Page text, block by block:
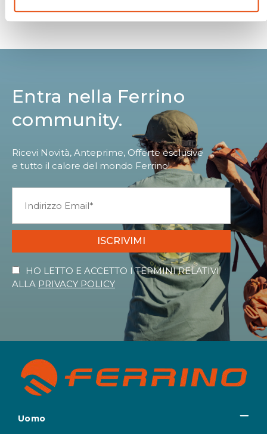
Spedizioni Sicure
Entra nella Ferrino
community.
Ricevi Novità, Anteprime, Offerte esclusive
e tutto il calore del mondo Ferrino!
ISCRIVIMI
HO LETTO E ACCETTO I TERMINI RELATIVI
ALLA PRIVACY POLICY
Uomo